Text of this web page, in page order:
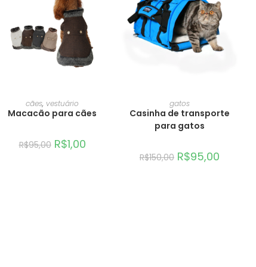
AO CARRINHO
cães, vestuário
Macacão para cães
R$95,00 R$1,00
ADICIONAR AO CARRINHO
gatos
Casinha de transporte
para gatos
R$150,00 R$95,00